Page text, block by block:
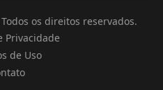
os direitos reservados.
Privacidade
de Uso